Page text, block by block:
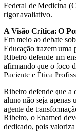
Federal de Medicina
rigor avaliativo.
A Visão Crítica: O
Em meio ao debate
Educação trazem uma
Ribeiro defende um
afirmando que o foco
Paciente e Ética
Ribeiro defende que a
aluno não seja apenas
agente de
Ribeiro, o Enamed
dedicado, pois valoriza